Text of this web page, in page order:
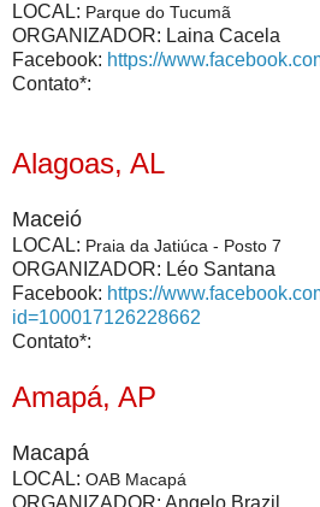
LOCAL: Parque do Tucumã
ORGANIZADOR: Laina Cacela
Facebook: https://
Contato*:
Alagoas, AL
Maceió
LOCAL: Praia da Jatiúca - Posto 7
ORGANIZADOR: Léo Santana
Facebook: https://
id=100017126228662
Contato*:
Amapá, AP
Macapá
LOCAL: OAB Macapá